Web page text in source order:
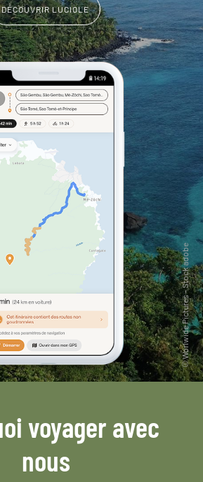
DÉCOUVRIR LUCIOLE
voyager avec
nous